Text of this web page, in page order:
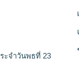
ะจำวันพุธที่ 23